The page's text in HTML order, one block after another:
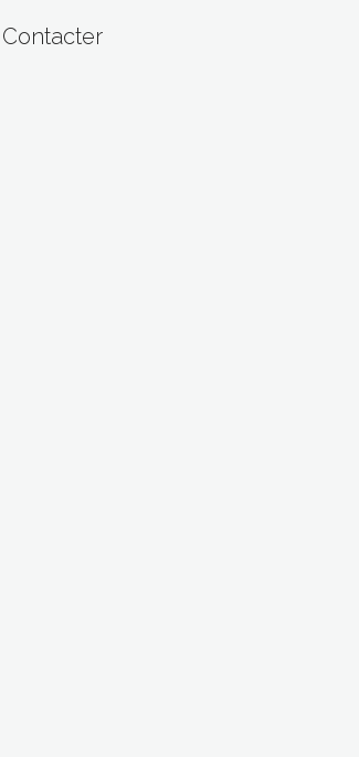
Contacter